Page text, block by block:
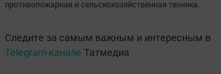
противопожарная и сельскохозяйственная техника.
Следите за самым важным и интересным в
Telegram-канале Татмедиа